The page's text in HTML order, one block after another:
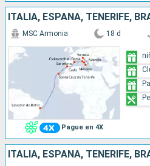
ITALIA, ESPAÑA, TENERIFE,
Pague en 4X
MSC Armonia 18 d
ITALIA, ESPAÑA, TENERIFE,